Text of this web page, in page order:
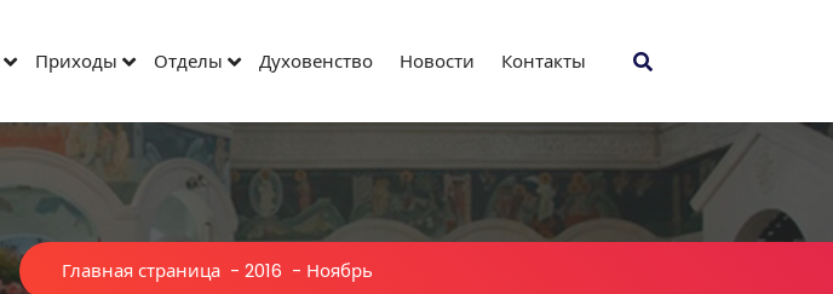
Приходы Отделы Духовенство Новости Контакты
Главная страница - 2016 - Ноябрь